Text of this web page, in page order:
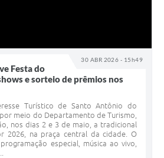
30 ABR 2026 - 15h49
Festa do
e sorteio de prêmios nos
Turístico de Santo Antônio do
meio do Departamento de Turismo,
nos dias 2 e 3 de maio, a tradicional
2026, na praça central da cidade. O
especial, música ao vivo,